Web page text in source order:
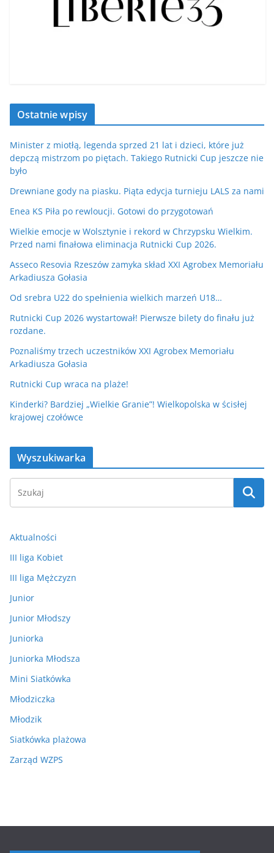
Ostatnie wpisy
Minister z miotłą, legenda sprzed 21 lat i dzieci, które już
depczą mistrzom po piętach. Takiego Rutnicki Cup jeszcze nie
było
Drewniane gody na piasku. Piąta edycja turnieju LALS za nami
Enea KS Piła po rewloucji. Gotowi do przygotowań
Wielkie emocje w Wolsztynie i rekord w Chrzypsku Wielkim.
Przed nami finałowa eliminacja Rutnicki Cup 2026.
Asseco Resovia Rzeszów zamyka skład XXI Agrobex Memoriału
Arkadiusza Gołasia
Od srebra U22 do spełnienia wielkich marzeń U18…
Rutnicki Cup 2026 wystartował! Pierwsze bilety do finału już
rozdane.
Poznaliśmy trzech uczestników XXI Agrobex Memoriału
Arkadiusza Gołasia
Rutnicki Cup wraca na plaże!
Kinderki? Bardziej „Wielkie Granie”! Wielkopolska w ścisłej
krajowej czołówce
Wyszukiwarka
Aktualności
III liga Kobiet
III liga Mężczyzn
Junior
Junior Młodszy
Juniorka
Juniorka Młodsza
Mini Siatkówka
Młodziczka
Młodzik
Siatkówka plażowa
Zarząd WZPS